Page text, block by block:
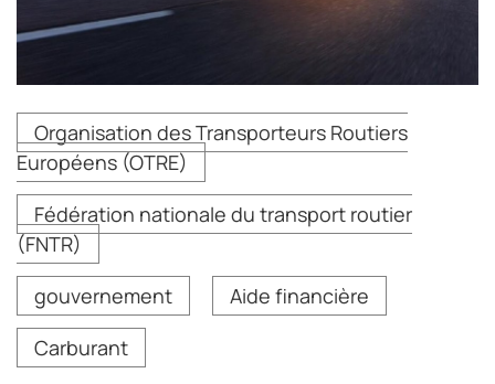
Un décret du 3 juillet 2026 lance la deuxième vague
d'aides exceptionnelles au carburant pour les
transporteurs routiers et modifie le critère d'éligibilité
aux aides supérieures à 5 000 euros, désormais fondé
sur le ratio résultat courant avant impôts sur chiffre
d'affaires. L'OTRE, qui réclamait cette révision, y voit
une avancée, mais dénonce des délais de versement
trop longs et des difficultés d'instruction.
Crédit photo DR
Organisation des Transporteurs Routiers
Européens (OTRE)
Fédération nationale du transport routier
(FNTR)
gouvernement
Aide financière
Carburant